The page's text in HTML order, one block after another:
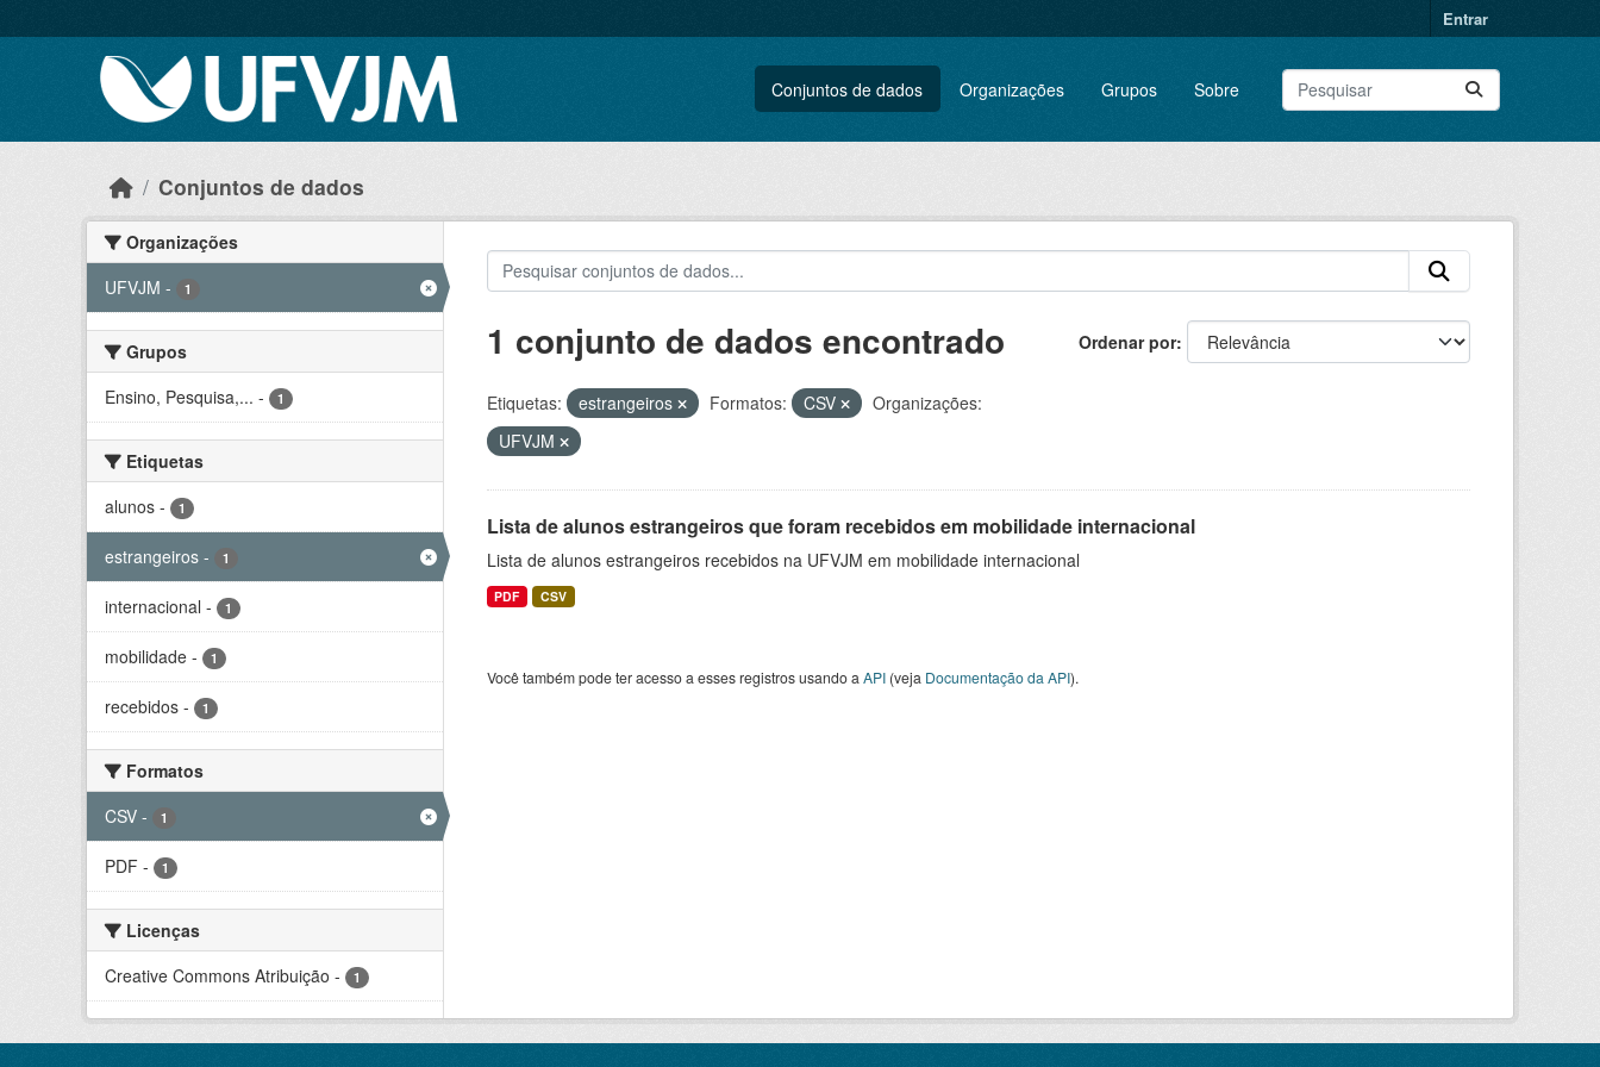
Entrar
Conjuntos de dados Organizações Grupos Sobre
Conjuntos de dados
Organizações
UFVJM - 1
Grupos
Ensino, Pesquisa,... - 1
Etiquetas
alunos - 1
estrangeiros - 1
internacional - 1
mobilidade - 1
recebidos - 1
Formatos
CSV - 1
PDF - 1
Licenças
Creative Commons Atribuição - 1
Ordenar por
1 conjunto de dados encontrado
Etiquetas: estrangeiros Formatos: CSV
Organizações:
UFVJM
Lista de alunos estrangeiros que foram recebidos em mobilidade internacional
Lista de alunos estrangeiros recebidos na UFVJM em mobilidade internacional
PDF CSV
Você também pode ter acesso a esses registros usando a API(veja Documentação da API).